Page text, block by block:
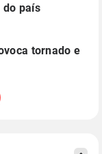
país
tornado e